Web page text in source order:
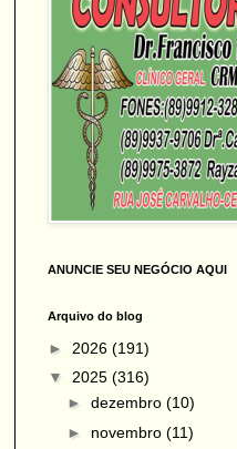
ANUNCIE SEU NEGÓCIO AQUI
Arquivo do blog
► 2026 (191)
▼ 2025 (316)
► dezembro (10)
► novembro (11)